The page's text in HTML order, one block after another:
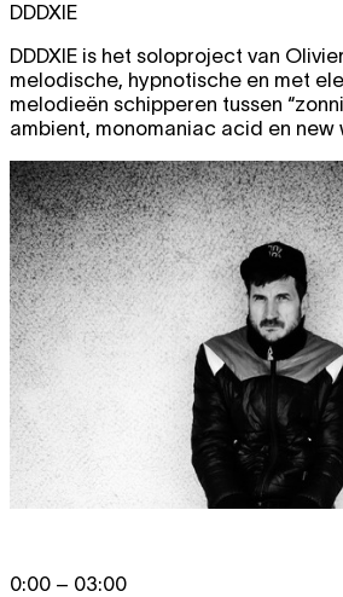
DDDXIE
DDDXIE is het soloproject van
melodische, hypnotische en met
melodieën schipperen tussen
ambient, monomaniac acid en new
0:00 – 03:00